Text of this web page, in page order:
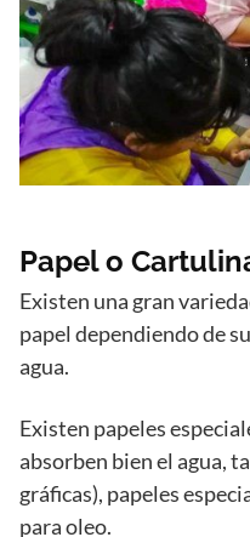
Papel o
Existen una gran
papel dependiendo de
agua.
Existen papeles
absorben bien el agua,
gráficas), papeles
para oleo.